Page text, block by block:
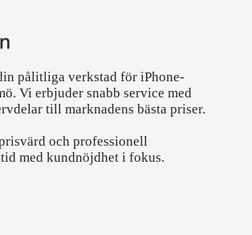
pålitliga verkstad för iPhone-
Vi erbjuder snabb service med
till marknadens bästa priser.
och professionell
med kundnöjdhet i fokus.